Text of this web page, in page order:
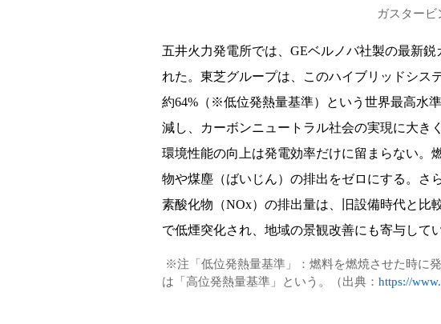
ガスター
五井火力発電所では、GEベルノバ社製の最新
れた。東芝グループは、このハイブリッドシス
約64%（※低位発熱量基準）という世界最高水
減し、カーボンニュートラル社会の実現に大き
環境性能の向上は発電効率だけに留まらない。
物や煤塵（ばいじん）の排出をゼロにする。さ
素酸化物（NOx）の排出量は、旧設備時代と比
で低煙突化され、地域の景観改善にも寄与してい
※注「低位発熱量基準」：燃料を燃焼させた時に
は「高位発熱量基準」という。（出典： https://